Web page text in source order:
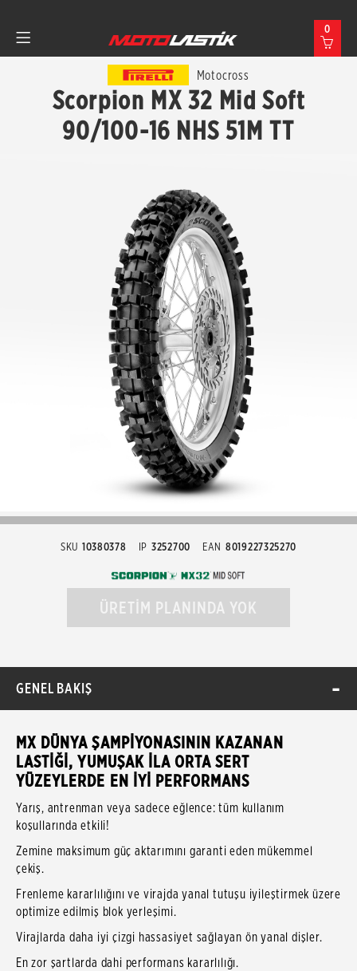
0
Motocross
Scorpion MX 32 Mid Soft
90/100-16 NHS 51M TT
SKU 10380378 IP 3252700 EAN 8019227325270
ÜRETİM PLANINDA YOK
GENEL BAKIŞ
MX DÜNYA ŞAMPİYONASININ KAZANAN
LASTİĞİ, YUMUŞAK İLA ORTA SERT
YÜZEYLERDE EN İYİ PERFORMANS
Yarış, antrenman veya sadece eğlence: tüm kullanım
koşullarında etkili!
Zemine maksimum güç aktarımını garanti eden mükemmel
çekiş.
Frenleme kararlılığını ve virajda yanal tutuşu iyileştirmek üzere
optimize edilmiş blok yerleşimi.
Virajlarda daha iyi çizgi hassasiyet sağlayan ön yanal dişler.
En zor şartlarda dahi performans kararlılığı.